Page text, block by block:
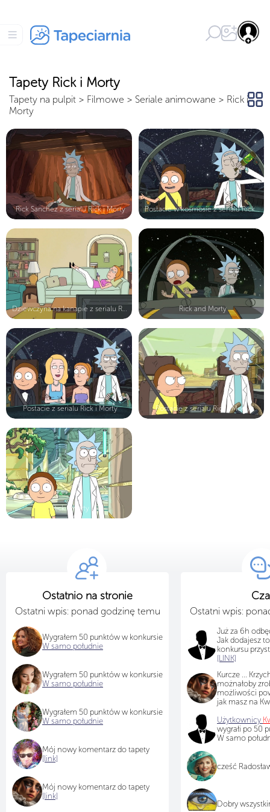
Tapety Rick i Morty
Tapety na pulpit > Filmowe > Seriale animowane > Rick i
Morty
Rick Sanchez z serialu Rick i Morty Postacie w kosmosie z serialu Rick ...
Dziewczyna na kanapie z serialu Ric... Rick and Morty
Postacie z serialu Rick i Morty Postacie z serialu Rick i Morty
Rick i Morty
Ostatnio na stronie
Ostatni wpis: ponad godzinę temu
Wygrałem 50 punktów w konkursie
W samo południe
Wygrałem 50 punktów w konkursie
W samo południe
Wygrałem 50 punktów w konkursie
W samo południe
Mój nowy komentarz do tapety
[link]
Mój nowy komentarz do tapety
[link]
Ostatni wpis:
Już za 6h
Jak dodajesz
konkursu
[LINK]
Kurcze ...
możnałoby
możliwości
jak masz na
Użytkownicy
wygrałi po 50
W samo
cześć
Dobry